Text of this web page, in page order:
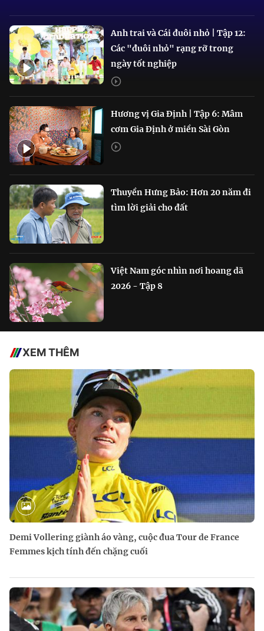
Anh trai và Cái đuôi nhỏ | Tập 12:
Các "đuôi nhỏ" rạng rỡ trong
ngày tốt nghiệp
Hương vị Gia Định | Tập 6: Mâm
cơm Gia Định ở miền Sài Gòn
Thuyền Hưng Bảo: Hơn 20 năm đi
tìm lời giải cho đất
Việt Nam góc nhìn nơi hoang dã
2026 - Tập 8
XEM THÊM
Demi Vollering giành áo vàng, cuộc đua Tour de France
Femmes kịch tính đến chặng cuối